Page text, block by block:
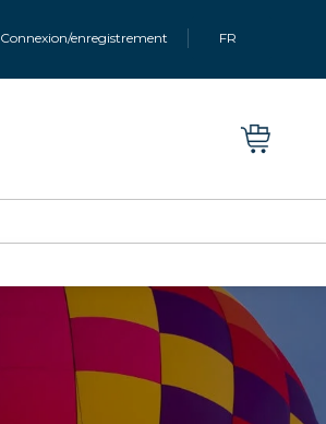
Connexion/enregistrement FR